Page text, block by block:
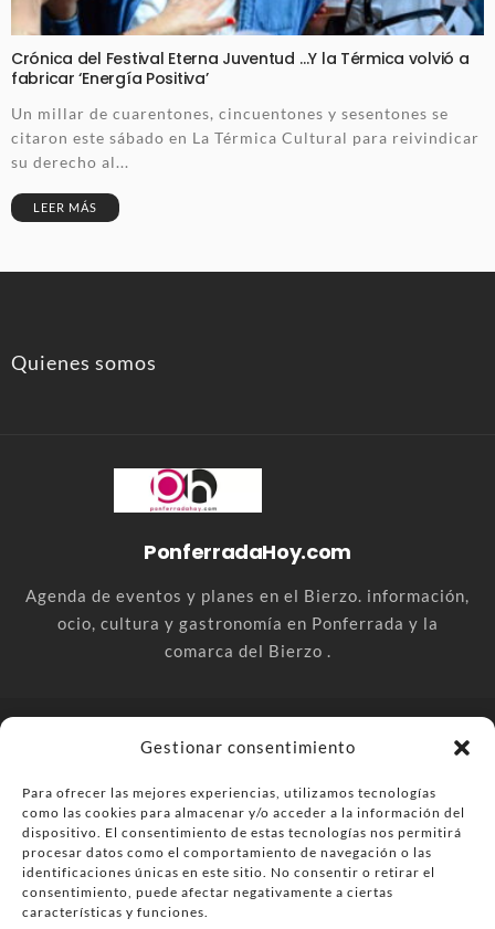
Gestionar consentimiento
Para ofrecer las mejores experiencias, utilizamos tecnologías
como las cookies para almacenar y/o acceder a la información del
dispositivo. El consentimiento de estas tecnologías nos permitirá
procesar datos como el comportamiento de navegación o las
identificaciones únicas en este sitio. No consentir o retirar el
consentimiento, puede afectar negativamente a ciertas
características y funciones.
Crónica del Festival Eterna Juventud …Y la Térmica volvió a
fabricar ‘Energía Positiva’
Un millar de cuarentones, cincuentones y sesentones se
citaron este sábado en La Térmica Cultural para reivindicar
su derecho al...
LEER MÁS
Quienes somos
PonferradaHoy.com
Agenda de eventos y planes en el Bierzo. información,
ocio, cultura y gastronomía en Ponferrada y la
comarca del Bierzo .
comarca del Bierzo
Anúnciate
Más información sobre las cookies
Envía tu negocio
Contacta Política de privacidad